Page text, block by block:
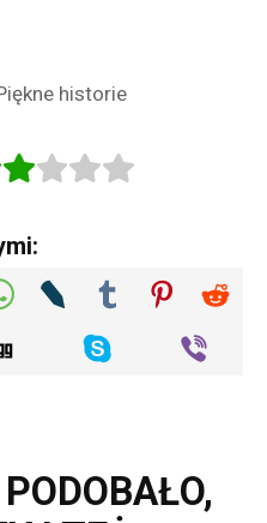
historie